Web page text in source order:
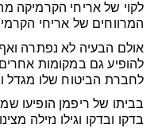
לקוי של אריחי הקרמיקה
המרווחים של אריחי
אולם הבעיה לא נפתרה
להופיע גם במקומות
לחברת הביטוח שלו מגדל
בביתו של ריפמן הופיעו
בדקו ובדקו וגילו נזילה